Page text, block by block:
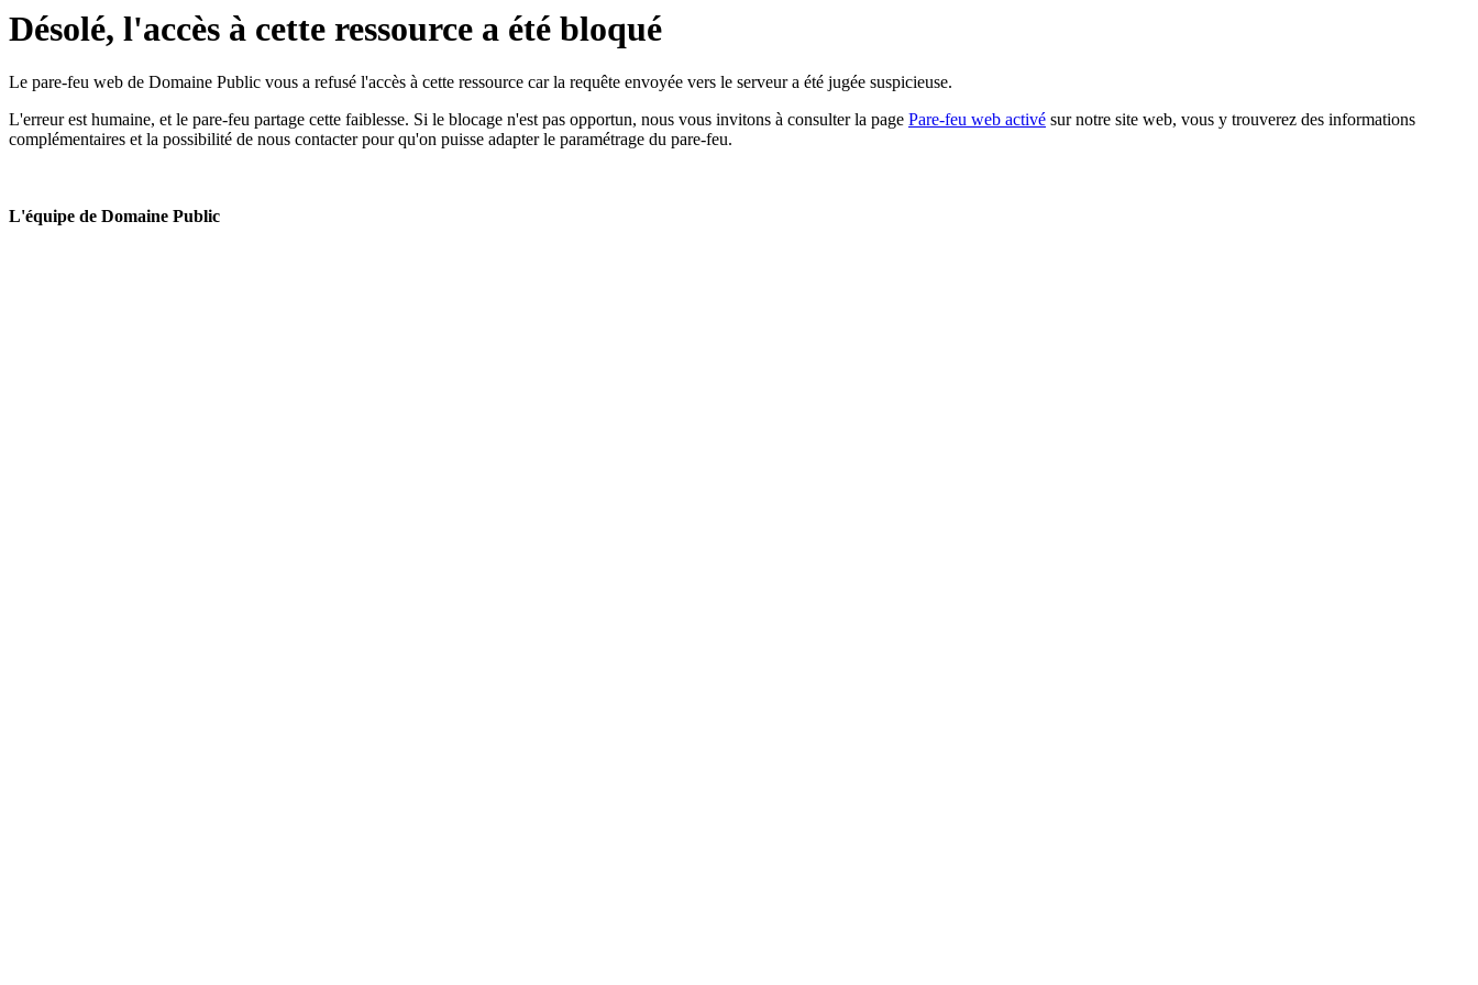
Désolé, l'accès à cette ressource a été bloqué
Le pare-feu web de Domaine Public vous a refusé l'accès à cette ressource car la requête envoyée vers le serveur a été jugée suspicieuse.
L'erreur est humaine, et le pare-feu partage cette faiblesse. Si le blocage n'est pas opportun, nous vous invitons à consulter la page Pare-feu web activé sur notre site web, vous y trouverez des informations
complémentaires et la possibilité de nous contacter pour qu'on puisse adapter le paramétrage du pare-feu.
L'équipe de Domaine Public